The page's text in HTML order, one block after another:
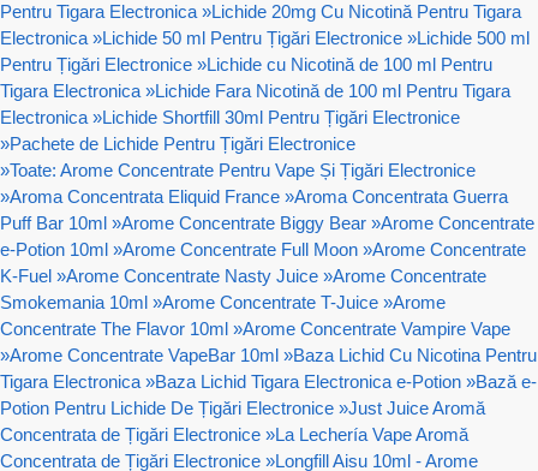
Pentru Tigara Electronica »Lichide 20mg Cu Nicotină Pentru Tigara
Electronica »Lichide 50 ml Pentru Țigări Electronice »Lichide 500 ml
Pentru Țigări Electronice »Lichide cu Nicotină de 100 ml Pentru
Tigara Electronica »Lichide Fara Nicotină de 100 ml Pentru Tigara
Electronica »Lichide Shortfill 30ml Pentru Țigări Electronice
»Pachete de Lichide Pentru Țigări Electronice
»Toate: Arome Concentrate Pentru Vape Și Țigări Electronice
»Aroma Concentrata Eliquid France »Aroma Concentrata Guerra
Puff Bar 10ml »Arome Concentrate Biggy Bear »Arome Concentrate
e-Potion 10ml »Arome Concentrate Full Moon »Arome Concentrate
K-Fuel »Arome Concentrate Nasty Juice »Arome Concentrate
Smokemania 10ml »Arome Concentrate T-Juice »Arome
Concentrate The Flavor 10ml »Arome Concentrate Vampire Vape
»Arome Concentrate VapeBar 10ml »Baza Lichid Cu Nicotina Pentru
Tigara Electronica »Baza Lichid Tigara Electronica e-Potion »Bază e-
Potion Pentru Lichide De Țigări Electronice »Just Juice Aromă
Concentrata de Țigări Electronice »La Lechería Vape Aromă
Concentrata de Țigări Electronice »Longfill Aisu 10ml - Arome